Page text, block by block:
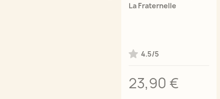
La Fraternelle
4.5/5
23,90 €